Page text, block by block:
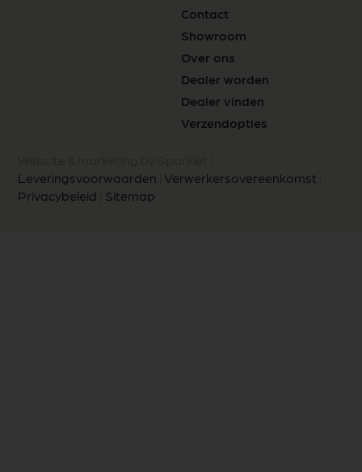
Contact
Showroom
Over ons
Dealer worden
Dealer vinden
Verzendopties
Leveringsvoorwaarden Verwerkersovereenkomst
Privacybeleid
Sitemap